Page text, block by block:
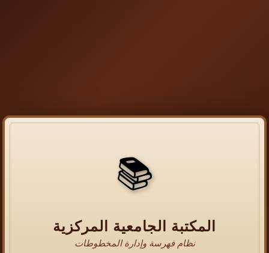
📚
المكتبة الجامعية المركزية
نظام فهرسة وإدارة المخطوطات